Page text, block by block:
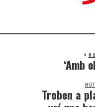
‘Amb
Troben a